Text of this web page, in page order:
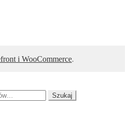
i WooCommerce.
Szukaj